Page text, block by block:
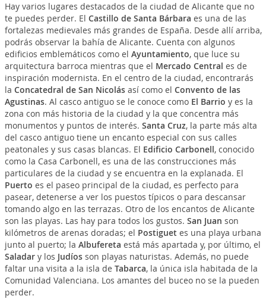
Hay varios lugares destacados de la ciudad de Alicante que no
te puedes perder. El Castillo de Santa Bárbara es una de las
fortalezas medievales más grandes de España. Desde allí arriba,
podrás observar la bahía de Alicante. Cuenta con algunos
edificios emblemáticos como el Ayuntamiento, que luce su
arquitectura barroca mientras que el Mercado Central es de
inspiración modernista. En el centro de la ciudad, encontrarás
la Concatedral de San Nicolásasí como el Convento de las
Agustinas. Al casco antiguo se le conoce como El Barrio y es la
zona con más historia de la ciudad y la que concentra más
monumentos y puntos de interés. Santa Cruz, la parte más alta
del casco antiguo tiene un encanto especial con sus calles
peatonales y sus casas blancas. El Edificio Carbonell, conocido
como la Casa Carbonell, es una de las construcciones más
particulares de la ciudad y se encuentra en la explanada. El
Puerto es el paseo principal de la ciudad, es perfecto para
pasear, detenerse a ver los puestos típicos o para descansar
tomando algo en las terrazas. Otro de los encantos de Alicante
son las playas. Las hay para todos los gustos. San Juan son
kilómetros de arenas doradas; el Postiguet es una playa urbana
junto al puerto; la Albufereta está más apartada y, por último, el
Saladary los Judíosson playas naturistas. Además, no puede
faltar una visita a la isla de Tabarca, la única isla habitada de la
Comunidad Valenciana. Los amantes del buceo no se la pueden
perder.